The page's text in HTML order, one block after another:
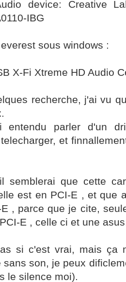
device: Creative
IBG
sous windows :
X-Fi Xtreme HD Audio
recherche, j'ai vu
entendu parler d'un
et
semblerai que cette
est en PCI-E , et que
, parce que je cite,
E , celle ci et une
si c'est vrai, mais ça
sans son, je peux
le silence moi).